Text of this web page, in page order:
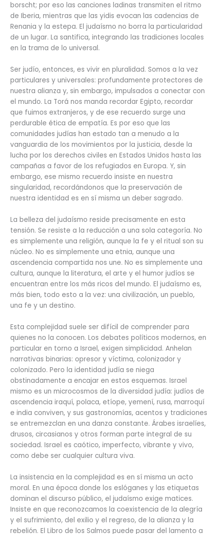
borscht; por eso las canciones ladinas transmiten el ritmo
de Iberia, mientras que las yidis evocan las cadencias de
Renania y la estepa. El judaísmo no borra la particularidad
de un lugar. La santifica, integrando las tradiciones locales
en la trama de lo universal.
Ser judío, entonces, es vivir en pluralidad. Somos a la vez
particulares y universales: profundamente protectores de
nuestra alianza y, sin embargo, impulsados ​​a conectar con
el mundo. La Torá nos manda recordar Egipto, recordar
que fuimos extranjeros, y de ese recuerdo surge una
perdurable ética de empatía. Es por eso que las
comunidades judías han estado tan a menudo a la
vanguardia de los movimientos por la justicia, desde la
lucha por los derechos civiles en Estados Unidos hasta las
campañas a favor de los refugiados en Europa. Y, sin
embargo, ese mismo recuerdo insiste en nuestra
singularidad, recordándonos que la preservación de
nuestra identidad es en sí misma un deber sagrado.
La belleza del judaísmo reside precisamente en esta
tensión. Se resiste a la reducción a una sola categoría. No
es simplemente una religión, aunque la fe y el ritual son su
núcleo. No es simplemente una etnia, aunque una
ascendencia compartida nos une. No es simplemente una
cultura, aunque la literatura, el arte y el humor judíos se
encuentran entre los más ricos del mundo. El judaísmo es,
más bien, todo esto a la vez: una civilización, un pueblo,
una fe y un destino.
Esta complejidad suele ser difícil de comprender para
quienes no la conocen. Los debates políticos modernos, en
particular en torno a Israel, exigen simplicidad. Anhelan
narrativas binarias: opresor y víctima, colonizador y
colonizado. Pero la identidad judía se niega
obstinadamente a encajar en estos esquemas. Israel
mismo es un microcosmos de la diversidad judía: judíos de
ascendencia iraquí, polaca, etíope, yemení, rusa, marroquí
e india conviven, y sus gastronomías, acentos y tradiciones
se entremezclan en una danza constante. Árabes israelíes,
drusos, circasianos y otros forman parte integral de su
sociedad. Israel es caótico, imperfecto, vibrante y vivo,
como debe ser cualquier cultura viva.
La insistencia en la complejidad es en sí misma un acto
moral. En una época donde los eslóganes y las etiquetas
dominan el discurso público, el judaísmo exige matices.
Insiste en que reconozcamos la coexistencia de la alegría
y el sufrimiento, del exilio y el regreso, de la alianza y la
rebelión. El Libro de los Salmos puede pasar del lamento a